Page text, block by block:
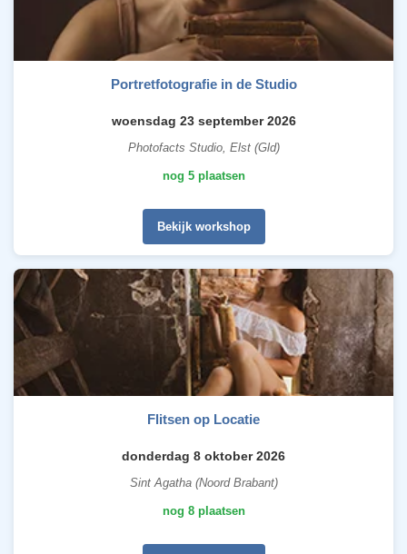
Portretfotografie in de Studio
woensdag 23 september 2026
Photofacts Studio, Elst (Gld)
nog 5 plaatsen
Bekijk workshop
Flitsen op Locatie
donderdag 8 oktober 2026
Sint Agatha (Noord Brabant)
nog 8 plaatsen